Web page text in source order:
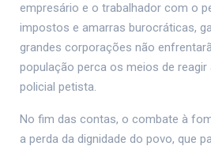
empresário e o trabalhador com o
impostos e amarras burocráticas,
grandes corporações não
população perca os meios de
policial petista.
No fim das contas, o combate à
a perda da dignidade do povo, que